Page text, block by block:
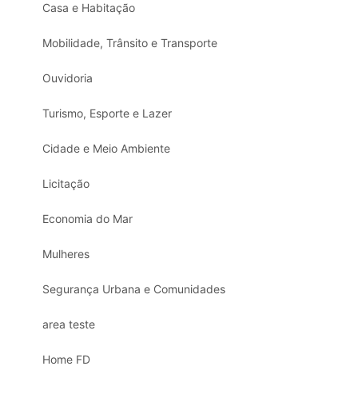
Casa e Habitação
Mobilidade, Trânsito e Transporte
Ouvidoria
Turismo, Esporte e Lazer
Cidade e Meio Ambiente
Licitação
Economia do Mar
Mulheres
Segurança Urbana e Comunidades
area teste
Home FD